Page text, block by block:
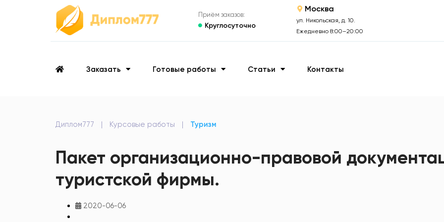
Приём заказов:
Круглосуточно
Москва
ул. Никольская, д. 10.
Ежедневно 8:00–20:00
Заказать Готовые работы Статьи Контакты
Диплом777 | Курсовые работы | Туризм
Пакет организационно-правовой
туристской фирмы.
2020-06-06